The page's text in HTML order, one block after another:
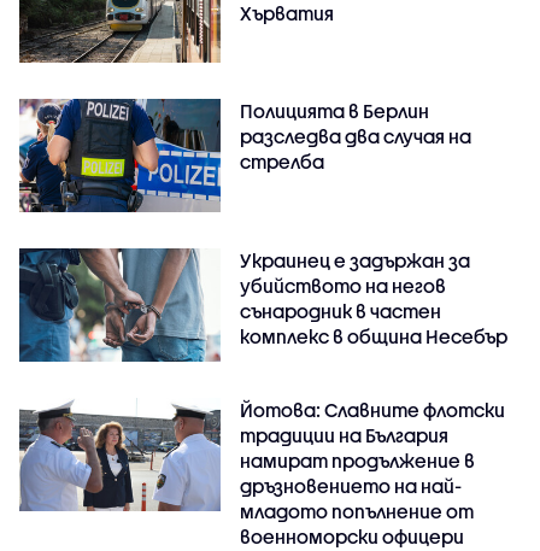
Хърватия
Полицията в Берлин
разследва два случая на
стрелба
Украинец е задържан за
убийството на негов
сънародник в частен
комплекс в община Несебър
Йотова: Славните флотски
традиции на България
намират продължение в
дръзновението на най-
младото попълнение от
военноморски офицери